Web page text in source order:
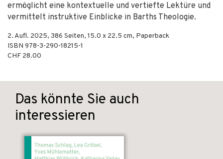
ermöglicht eine kontextuelle und vertiefte Lektüre und
vermittelt instruktive Einblicke in Barths Theologie.
2. Aufl. 2025, 386 Seiten, 15.0 x 22.5 cm, Paperback
ISBN 978-3-290-18215-1
CHF 28.00
Das könnte Sie auch
interessieren